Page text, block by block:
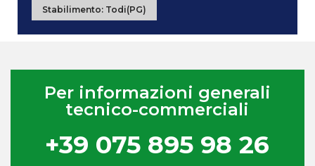
Stabilimento: Todi(PG)
Per informazioni generali
tecnico-commerciali
+39 075 895 98 26